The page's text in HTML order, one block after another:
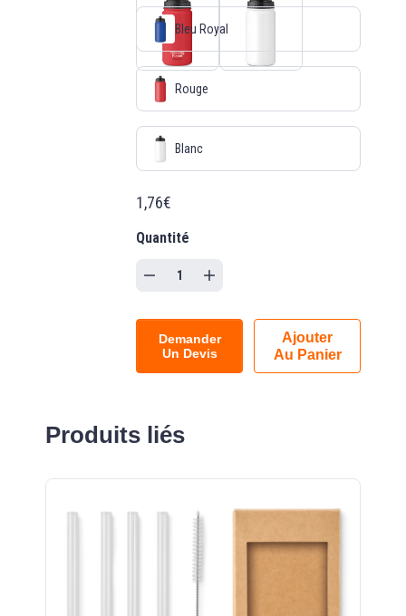
Bleu Royal
Rouge
Blanc
1,76€
Quantité
Demander
Un Devis
Ajouter
Au Panier
Produits liés